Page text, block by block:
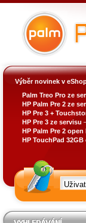
Výběr novinek v
Palm Treo Pro ze
HP Palm Pre 2 ze
HP Pre 3 +
HP Pre 3 ze servisu
HP Palm Pre 2
HP TouchPad